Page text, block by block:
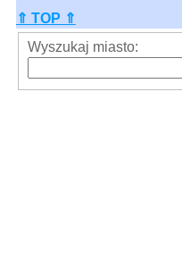
⇑ TOP ⇑
Wyszukaj miasto: